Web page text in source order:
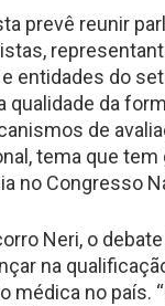
prevê reunir
entidades do
qualidade da
de
tema que tem
no Congresso
Neri, o
na
médica no país.